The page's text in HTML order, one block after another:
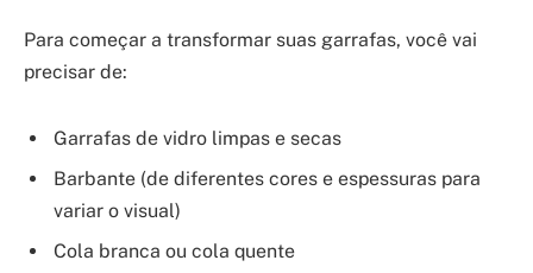
Para começar a transformar suas garrafas, você vai
precisar de:
Garrafas de vidro limpas e secas
Barbante (de diferentes cores e espessuras para
variar o visual)
Cola branca ou cola quente